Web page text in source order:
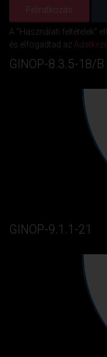
A "Használati feltételek"
és elfogadtad az
GINOP-8.3.5-18/B
GINOP-9.1.1-21